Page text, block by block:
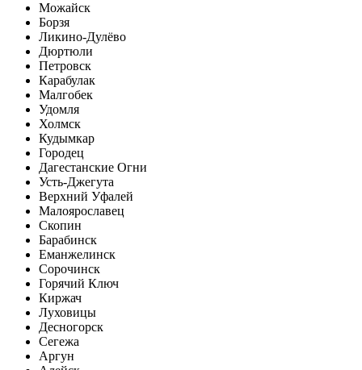
Можайск
Борзя
Ликино-Дулёво
Дюртюли
Петровск
Карабулак
Малгобек
Удомля
Холмск
Кудымкар
Городец
Дагестанские Огни
Усть-Джегута
Верхний Уфалей
Малоярославец
Скопин
Барабинск
Еманжелинск
Сорочинск
Горячий Ключ
Киржач
Луховицы
Десногорск
Сегежа
Аргун